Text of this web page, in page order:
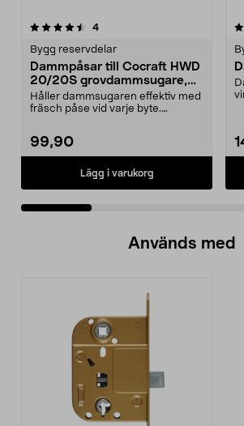
4recensioner
Bygg reservdelar
Dammpåsar till Cocraft HWD
20/20S grovdammsugare,
5-pack
Håller dammsugaren effektiv med
fräsch påse vid varje byte.
99,90
Lägg i varukorg
4.5 av 5 stjärnor
Används med